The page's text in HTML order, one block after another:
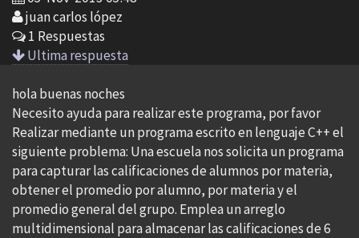
juan carlos lópez
1 Respuestas
Ultima respuesta
hola buenas noches
Necesito ayuda para realizar este programa, por favor
Realizar mediante un programa escrito en lenguaje C++ el
siguiente problema: Una escuela nos solicita un programa
para capturar las calificaciones de alumnos por materia,
obtener el promedio por alumno, por materia y el
promedio general del grupo. Emplea un arreglo
multidimensional para almacenar las calificaciones de 6